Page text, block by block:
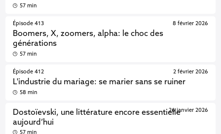
57 min
Épisode 413
Boomers, X, zoomers, alpha: le choc des
générations
8 février 2026
57 min
Épisode 412
L'industrie du mariage: se marier sans se ruiner
2 février 2026
58 min
Dostoïevski, une littérature encore essentielle
aujourd’hui
26 janvier 2026
57 min